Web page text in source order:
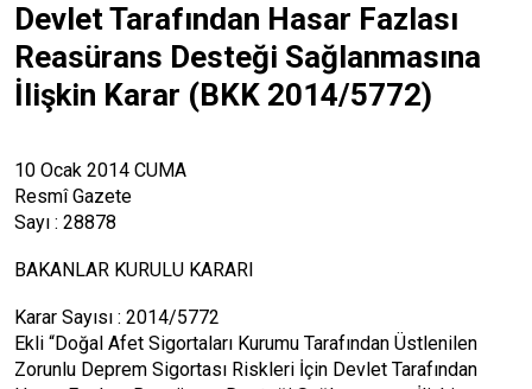
Devlet Tarafından Hasar Fazlası
Reasürans Desteği Sağlanmasına
İlişkin Karar (BKK 2014/5772)
10 Ocak 2014 CUMA
Resmî Gazete
Sayı : 28878
BAKANLAR KURULU KARARI
Karar Sayısı : 2014/5772
Ekli “Doğal Afet Sigortaları Kurumu Tarafından Üstlenilen
Zorunlu Deprem Sigortası Riskleri İçin Devlet Tarafından